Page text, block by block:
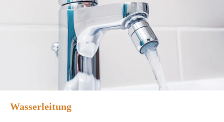
Wasserleitung